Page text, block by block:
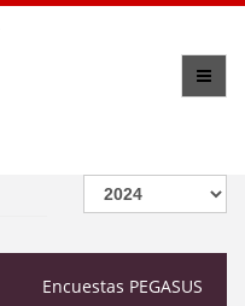
Encuestas PEGASUS